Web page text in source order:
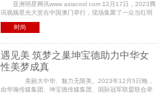
亚洲明星网讯www asiacool com 12月17日，2023腾
讯视频星光大赏在中国澳门举行，现场集聚了一众当红明
星。歌手、舞者赞多连换三套造型亮相备受关注，带来舞
台表演《正解》和《Surprise》，一快一慢的两种风
时尚
遇见美 筑梦之巢坤宝德助力中华女
性美梦成真
美丽大中华、魅力无限美。2023年12月5日晚，
由华瀚传媒集团、坤宝德传媒集团、国际冠军联盟联合举